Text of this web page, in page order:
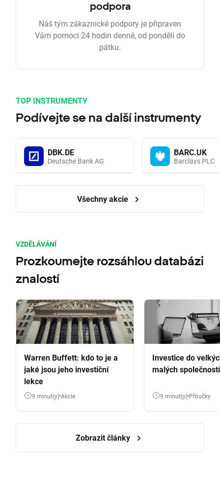
podpora
Náš tým zákaznické podpory je připraven
Vám pomoci 24 hodin denně, od pondělí do
pátku.
TOP INSTRUMENTY
Podívejte se na další instrumenty
DBK.DE
Deutsche Bank AG
BARC.UK
Barclays PLC
Všechny akcie
VZDĚLÁVÁNÍ
Prozkoumejte rozsáhlou databázi
znalostí
Warren Buffett: kdo to je a
jaké jsou jeho investiční
lekce
9 minut(y) Akcie
Investice do
malých společností
9 minut(y) Příručky
Zobrazit články